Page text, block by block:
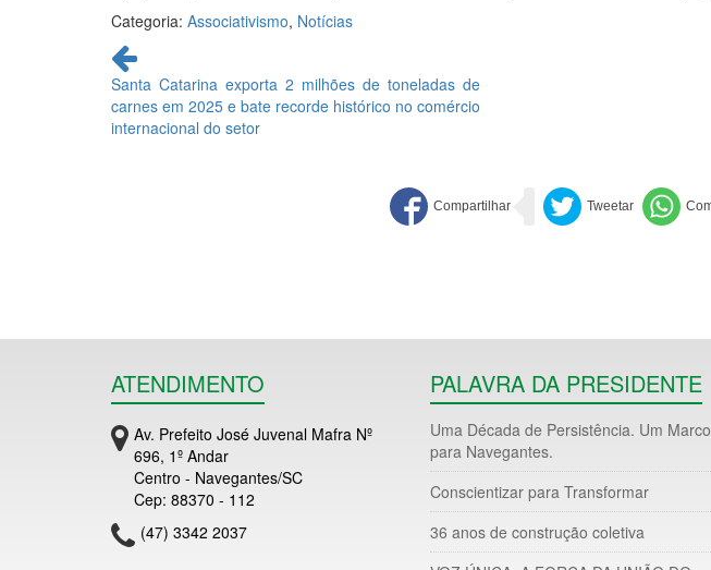
Categoria: Associativismo, Notícias
Continue
lendo
Santa Catarina exporta 2 milhões de toneladas de
carnes em 2025 e bate recorde histórico no comércio
internacional do setor
ATENDIMENTO
Av. Prefeito José Juvenal Mafra Nº
696, 1º Andar
Centro - Navegantes/SC
Cep: 88370 - 112
(47) 3342 2037
PALAVRA DA PRESIDENTE
Uma Década de Persistência. Um Marco
para Navegantes.
Conscientizar para Transformar
36 anos de construção coletiva